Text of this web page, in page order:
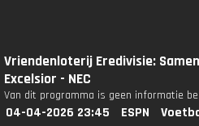
Vriendenloterij Eredivisie:
Excelsior - NEC
Van dit programma is geen informatie
04-04-2026 23:45 ESPN